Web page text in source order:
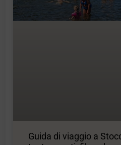
Guida di viaggio a